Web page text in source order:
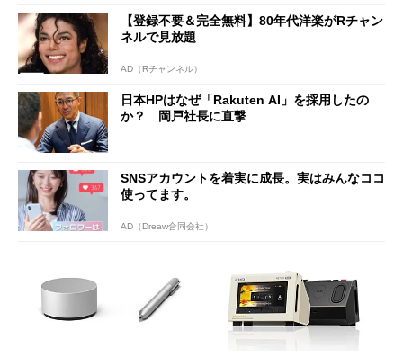
【登録不要＆完全無料】80年代洋楽がRチャン
ネルで見放題
AD（Rチャンネル）
日本HPはなぜ「Rakuten AI」を採用したの
か？ 岡戸社長に直撃
SNSアカウントを着実に成長。実はみんなココ
使ってます。
AD（Dreaw合同会社）